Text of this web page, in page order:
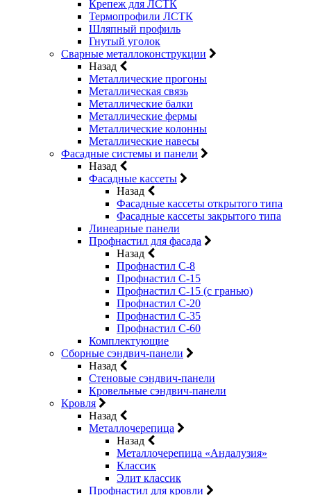
Крепеж для ЛСТК
Термопрофили ЛСТК
Шляпный профиль
Гнутый уголок
Сварные металлоконструкции
Назад
Металлические прогоны
Металлическая связь
Металлические балки
Металлические фермы
Металлические колонны
Металлические навесы
Фасадные системы и панели
Назад
Фасадные кассеты
Назад
Фасадные кассеты открытого типа
Фасадные кассеты закрытого типа
Линеарные панели
Профнастил для фасада
Назад
Профнастил С-8
Профнастил С-15
Профнастил С-15 (с гранью)
Профнастил С-20
Профнастил С-35
Профнастил С-60
Комплектующие
Сборные сэндвич-панели
Назад
Стеновые сэндвич-панели
Кровельные сэндвич-панели
Кровля
Назад
Металлочерепица
Назад
Металлочерепица «Андалузия»
Классик
Элит классик
Профнастил для кровли